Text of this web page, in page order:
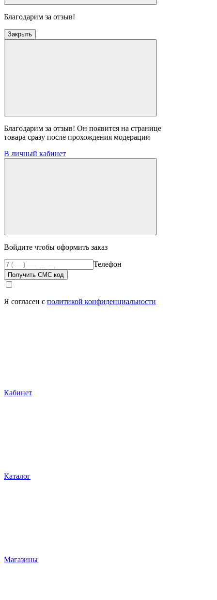
Благодарим за отзыв!
Закрыть
Благодарим за отзыв! Он появится на странице
товара сразу после прохождения модерации
В личный кабинет
Войдите чтобы оформить заказ
Телефон
Получить СМС код
Я согласен с политикой конфиденциальности
Кабинет
Каталог
Магазины